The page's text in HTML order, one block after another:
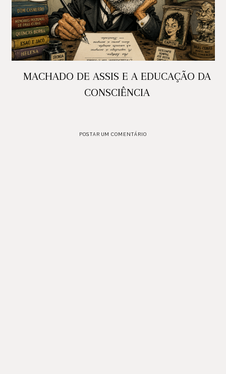
MACHADO DE ASSIS E A EDUCAÇÃO DA
CONSCIÊNCIA
POSTAR UM COMENTÁRIO